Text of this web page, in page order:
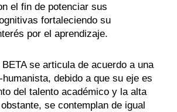
el fin de potenciar sus
fortaleciendo su
por el aprendizaje.
se articula de acuerdo a una
debido a que su eje es
del talento académico y la alta
se contemplan de igual